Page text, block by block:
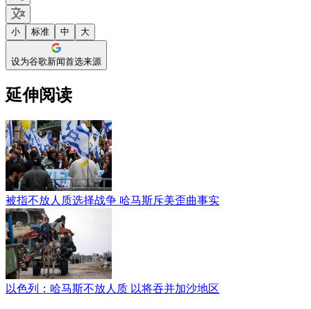
小 标准 中 大
设为谷歌新闻首选来源
延伸阅读
被指不放人质选择战争 哈马斯斥美歪曲事实
以色列：哈马斯不放人质 以将吞并加沙地区